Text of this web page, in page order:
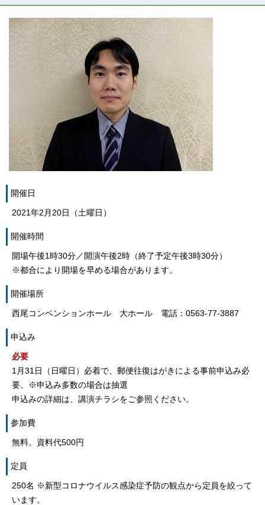
開催日
2021年2月20日（土曜日）
開催時間
開場午後1時30分／開演午後2時（終了予定午後3時30分）
※都合により開場を早める場合があります。
開催場所
西尾コンベンションホール 大ホール 電話：0563-77-3887
申込み
必要
1月31日（日曜日）必着で、郵便往復はがきによる事前申込み必
要。※申込み多数の場合は抽選
申込みの詳細は、講演チラシをご参照ください。
参加費
無料。資料代500円
定員
250名 ※新型コロナウイルス感染症予防の観点から定員を絞って
います。